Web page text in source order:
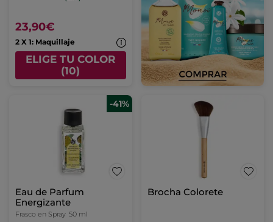
23,90€
2 X 1: Maquillaje
ELIGE TU COLOR
(10)
-41%
Eau de Parfum
Energizante
Frasco en Spray 50 ml
Brocha Colorete